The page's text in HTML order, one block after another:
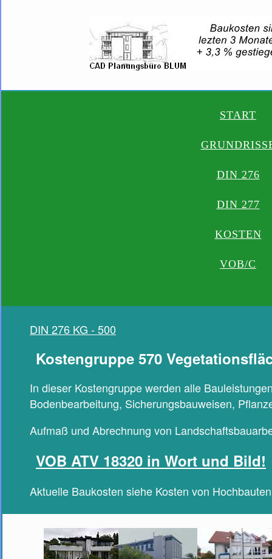
START
DIN 276
DIN 277
KOSTEN
VOB/C
DIN 276 KG - 500
Kostengruppe 570
In dieser Kostengruppe werden alle
Bodenbearbeitung, Sicherungsbauweisen,
Aufmaß und Abrechnung von
VOB ATV 18320 in Wort und Bild!
Aktuelle Baukosten siehe Kosten von